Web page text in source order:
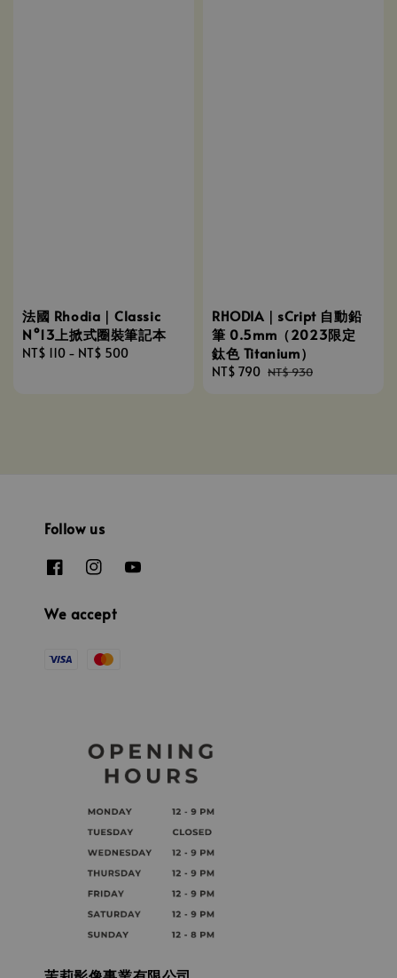
法國 Rhodia｜Classic
N°13上掀式圈裝筆記本
Regular
NT$ 110 - NT$ 500
RHODIA｜sCript 自動鉛
筆 0.5mm（2023限定
鈦色 Titanium）
Sale
NT$ 790 Regular
NT$ 930
Follow us
We accept